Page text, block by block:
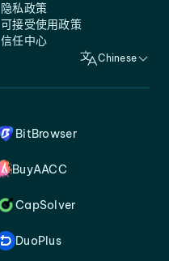
隐私政策
可接受使用政策
信任中心
Chinese
BitBrowser
BuyAACC
CapSolver
DuoPlus